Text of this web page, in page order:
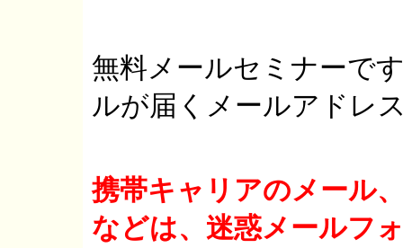
無料メールセミナーで
ルが届くメールアドレ
携帯キャリアのメール
などは、迷惑メールフ